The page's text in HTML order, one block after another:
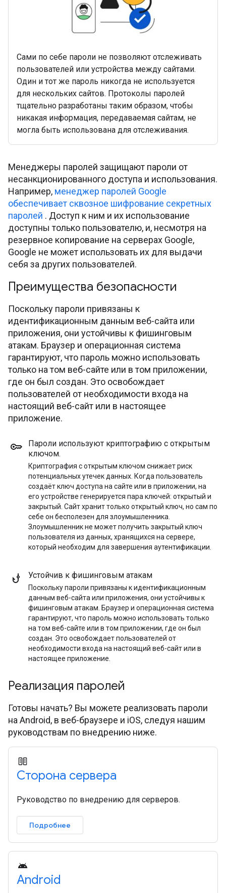
Сами по себе пароли не позволяют отслеживать
пользователей или устройства между сайтами.
Один и тот же пароль никогда не используется
для нескольких сайтов. Протоколы паролей
тщательно разработаны таким образом, чтобы
никакая информация, передаваемая сайтам, не
могла быть использована для отслеживания.
Менеджеры паролей защищают пароли от
несанкционированного доступа и использования.
Например, менеджер паролей Google
обеспечивает сквозное шифрование секретных
паролей . Доступ к ним и их использование
доступны только пользователю, и, несмотря на
резервное копирование на серверах Google,
Google не может использовать их для выдачи
себя за других пользователей.
Преимущества безопасности
Поскольку пароли привязаны к
идентификационным данным веб-сайта или
приложения, они устойчивы к фишинговым
атакам. Браузер и операционная система
гарантируют, что пароль можно использовать
только на том веб-сайте или в том приложении,
где он был создан. Это освобождает
пользователей от необходимости входа на
настоящий веб-сайт или в настоящее
приложение.
Пароли используют криптографию с открытым
ключом.
Криптография с открытым ключом снижает риск
потенциальных утечек данных. Когда пользователь
создаёт ключ доступа на сайте или в приложении, на
его устройстве генерируется пара ключей: открытый и
закрытый. Сайт хранит только открытый ключ, но сам по
себе он бесполезен для злоумышленника.
Злоумышленник не может получить закрытый ключ
пользователя из данных, хранящихся на сервере,
который необходим для завершения аутентификации.
Устойчив к фишинговым атакам
Поскольку пароли привязаны к идентификационным
данным веб-сайта или приложения, они устойчивы к
фишинговым атакам. Браузер и операционная система
гарантируют, что пароль можно использовать только
на том веб-сайте или в том приложении, где он был
создан. Это освобождает пользователей от
необходимости входа на настоящий веб-сайт или в
настоящее приложение.
Реализация паролей
Готовы начать? Вы можете реализовать пароли
на Android, в веб-браузере и iOS, следуя нашим
руководствам по внедрению ниже.
Сторона сервера
Руководство по внедрению для серверов.
Подробнее
Android